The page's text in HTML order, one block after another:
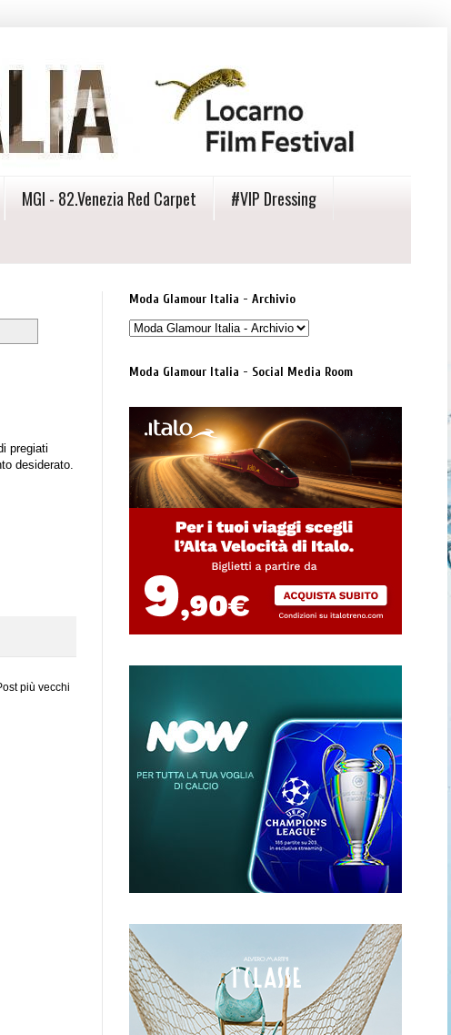
MGI - 82.Venezia Red Carpet
#VIP Dressing
pregiati
desiderato.
più vecchi
Moda Glamour Italia - Archivio
Moda Glamour Italia - Social Media Room